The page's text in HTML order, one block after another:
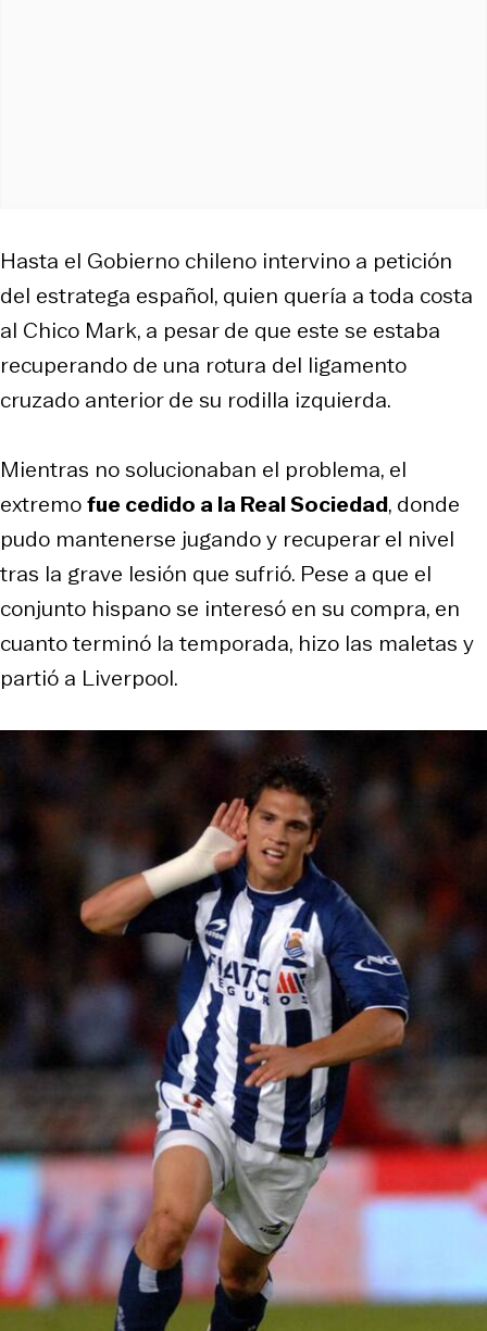
Hasta el Gobierno chileno intervino a petición
del estratega español, quien quería a toda costa
al Chico Mark, a pesar de que este se estaba
recuperando de una rotura del ligamento
cruzado anterior de su rodilla izquierda.
Mientras no solucionaban el problema, el
extremofue cedido a la Real Sociedad, donde
pudo mantenerse jugando y recuperar el nivel
tras la grave lesión que sufrió. Pese a que el
conjunto hispano se interesó en su compra, en
cuanto terminó la temporada, hizo las maletas y
partió a Liverpool.